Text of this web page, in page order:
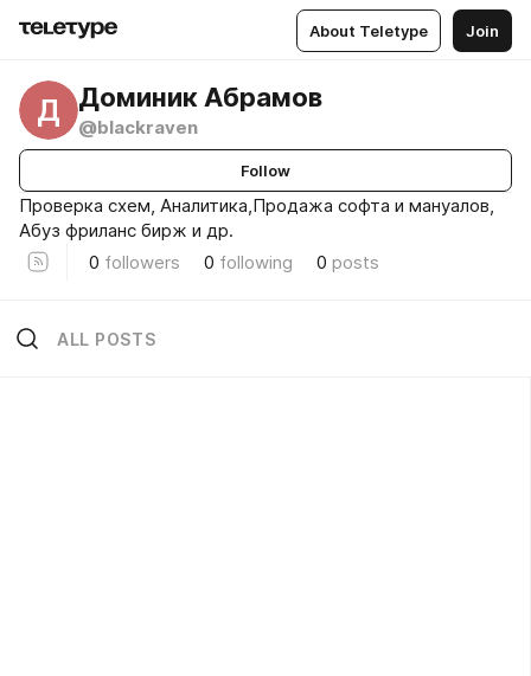
About Teletype Join
Д Доминик Абрамов
@blackraven
Follow
Проверка схем, Аналитика,Продажа софта и мануалов,
Абуз фриланс бирж и др.
0 followers 0 following 0 posts
ALL POSTS